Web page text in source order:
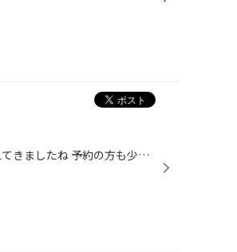
気温も少しずつ上がってきて 夏タイヤに交換する方が増えてきましたね 予約の方も少しづつ埋まってきています！ 本日のおススメメニュー！ ハブ防錆です！！！ タイヤを取り付けるところの場所で サビが進行していくとタイヤが外しづらかったり 付けづらかったりします。 この部分はタイヤを外さな...